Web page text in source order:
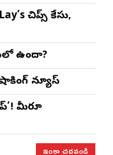
చిప్స్‌ కేసు,
ఉందా?
న్యూస్
మీరూ
ఇంకా చదవండి